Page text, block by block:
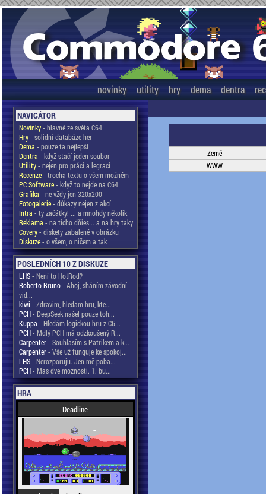
novinky utility hry dema dentra
NAVIGÁTOR
Novinky- hlavně ze světa C64
Hry- solidní databáze her
Dema - pouze ta nejlepší
Dentra - když stačí jeden soubor
Utility- nejen pro práci a legraci
Recenze- trocha textu o všem možném
PC Software- když to nejde na C64
Grafika - ne vždy jen 320x200
Fotogalerie- důkazy nejen z akcí
Intra - ty začátky! ... a mnohdy několik
Reklama - na ticho dňies .. a na hry taky
Covery- diskety zabalené v obrázku
Diskuze- o všem, o ničem a tak
POSLEDNÍCH 10 Z DISKUZE
LHS- Není to HotRod?
Roberto Bruno- Ahoj, sháním závodní
vid...
kiwi - Zdravim, hledam hru, kte...
PCH- DeepSeek našel pouze toh...
Kuppa - Hledám logickou hru z C6...
PCH- Mdlý PCH má odzkoušený R...
Carpenter- Souhlasím s Patrikem a k...
Carpenter- Vše už funguje ke spokoj...
LHS- Nerozporuju. Jen mě poba...
PCH- Mas dve moznosti. 1. bu...
HRA
Deadline
Země
WWW